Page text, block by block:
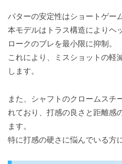
パターの安定性はショートゲー
本モデルはトラス構造によりヘ
ロークのブレを最小限に抑制。
これにより、ミスショットの軽
します。
また、シャフトのクロームスチ
れており、打感の良さと距離感
ます。
特に打感の硬さに悩んでいる方